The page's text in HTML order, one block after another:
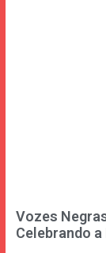
Vozes
Celebrando